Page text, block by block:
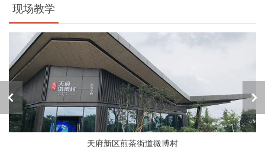
现场教学
天府新区煎茶街道微博村